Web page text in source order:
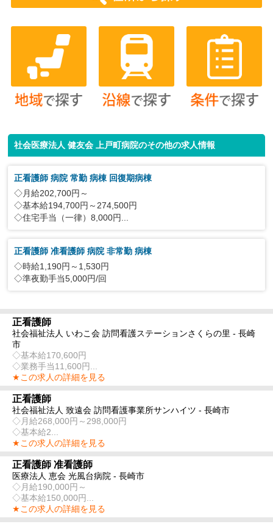
社会医療法人 健友会 上戸町病院のその他の求人情報
正看護師 病院 常勤 病棟 回復期病棟
◇月給202,700円～
◇基本給194,700円～274,500円
◇住宅手当（一律）8,000円...
正看護師 准看護師 病院 非常勤 病棟
◇時給1,190円～1,530円
◇準夜勤手当5,000円/回
正看護師
社会福祉法人 いわこ会 訪問看護ステーションさくらの里 - 長崎
市
◇基本給170,600円
◇業務手当11,600円...
★この求人の詳細を見る
正看護師
社会福祉法人 致遠会 訪問看護事業所サンハイツ - 長崎市
◇月給268,000円～298,000円
◇基本給2...
★この求人の詳細を見る
正看護師 准看護師
医療法人 恵会 光風台病院 - 長崎市
◇月給190,000円～
◇基本給150,000円...
★この求人の詳細を見る